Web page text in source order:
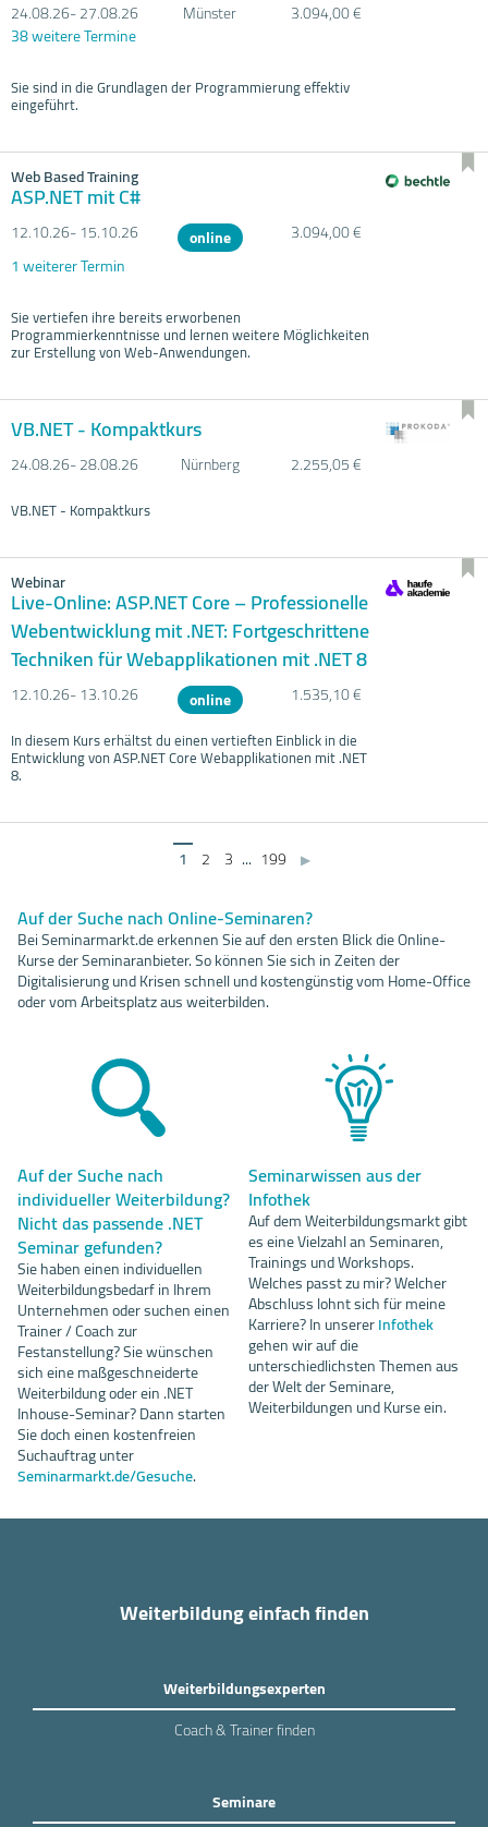
24.08.26- 27.08.26 Münster
3.094,00 €
38 weitere Termine
Sie sind in die Grundlagen der Programmierung effektiv
eingeführt.
Web Based Training
ASP.NET mit C#
12.10.26- 15.10.26 online
3.094,00 €
1 weiterer Termin
Sie vertiefen ihre bereits erworbenen
Programmierkenntnisse und lernen weitere Möglichkeiten
zur Erstellung von Web-Anwendungen.
VB.NET - Kompaktkurs
24.08.26- 28.08.26 Nürnberg 2.255,05 €
VB.NET - Kompaktkurs
Webinar
Live-Online: ASP.NET Core – Professionelle
Webentwicklung mit .NET: Fortgeschrittene
Techniken für Webapplikationen mit .NET 8
12.10.26- 13.10.26 online 1.535,10 €
In diesem Kurs erhältst du einen vertieften Einblick in die
Entwicklung von ASP.NET Core Webapplikationen mit .NET
8.
1 2 3 ... 199 ▶
Auf der Suche nach Online-Seminaren?
Bei Seminarmarkt.de erkennen Sie auf den ersten Blick die Online-
Kurse der Seminaranbieter. So können Sie sich in Zeiten der
Digitalisierung und Krisen schnell und kostengünstig vom Home-Office
oder vom Arbeitsplatz aus weiterbilden.
Auf der Suche nach
individueller Weiterbildung?
Nicht das passende .NET
Seminar gefunden?
Sie haben einen individuellen
Weiterbildungsbedarf in Ihrem
Unternehmen oder suchen einen
Trainer / Coach zur
Festanstellung? Sie wünschen
sich eine maßgeschneiderte
Weiterbildung oder ein .NET
Inhouse-Seminar? Dann starten
Sie doch einen kostenfreien
Suchauftrag unter
Seminarmarkt.de/Gesuche.
Seminarwissen aus der
Infothek
Auf dem Weiterbildungsmarkt gibt
es eine Vielzahl an Seminaren,
Trainings und Workshops.
Welches passt zu mir? Welcher
Abschluss lohnt sich für meine
Karriere? In unsererInfothek
gehen wir auf die
unterschiedlichsten Themen aus
der Welt der Seminare,
Weiterbildungen und Kurse ein.
Weiterbildung einfach finden
Weiterbildungsexperten
Coach & Trainer finden
Seminare